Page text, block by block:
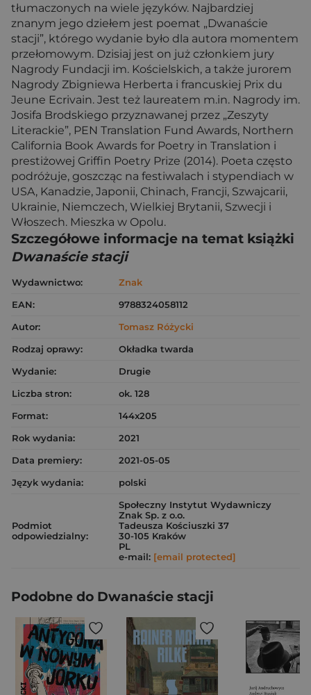
tłumaczonych na wiele języków. Najbardziej
znanym jego dziełem jest poemat „Dwanaście
stacji”, którego wydanie było dla autora momentem
przełomowym. Dzisiaj jest on już członkiem jury
Nagrody Fundacji im. Kościelskich, a także jurorem
Nagrody Zbigniewa Herberta i francuskiej Prix du
Jeune Ecrivain. Jest też laureatem m.in. Nagrody im.
Josifa Brodskiego przyznawanej przez „Zeszyty
Literackie”, PEN Translation Fund Awards, Northern
California Book Awards for Poetry in Translation i
prestiżowej Griffin Poetry Prize (2014). Poeta często
podróżuje, goszcząc na festiwalach i stypendiach w
USA, Kanadzie, Japonii, Chinach, Francji, Szwajcarii,
Ukrainie, Niemczech, Wielkiej Brytanii, Szwecji i
Włoszech. Mieszka w Opolu.
Szczegółowe informacje na temat książki
Dwanaście stacji
Wydawnictwo:
Znak
EAN:
9788324058112
Autor:
Tomasz Różycki
Rodzaj oprawy:
Okładka twarda
Wydanie:
Drugie
Liczba stron:
ok. 128
Format:
144x205
Rok wydania:
2021
Data premiery:
2021-05-05
Język wydania:
polski
Podmiot
odpowiedzialny:
Społeczny Instytut Wydawniczy
Znak Sp. z o.o.
Tadeusza Kościuszki 37
30-105 Kraków
PL
e-mail: [email protected]
Podobne do Dwanaście stacji